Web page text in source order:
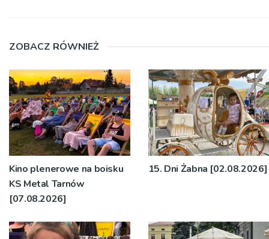
ZOBACZ RÓWNIEŻ
Kino plenerowe na boisku
KS Metal Tarnów
[07.08.2026]
15. Dni Żabna [02.08.2026]